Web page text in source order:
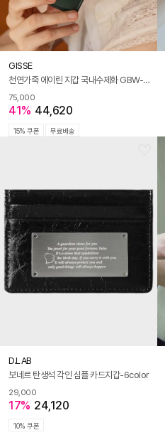
GISSE
천연가죽 에이린 지갑 국내수제화 GBW-0019
75,000
41% 44,620
15% 쿠폰 무료배송
D.LAB
보네르 탄생석 각인 심플 카드지갑-6color
29,000
17% 24,120
10% 쿠폰